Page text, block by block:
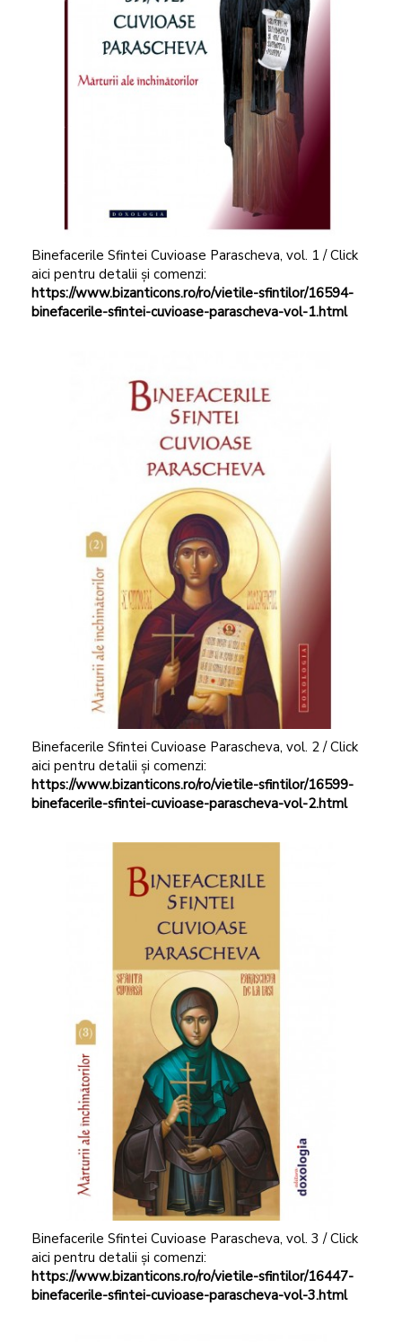
Binefacerile Sfintei Cuvioase Parascheva, vol. 1 / Click
aici pentru detalii și comenzi:
https://www.bizanticons.ro/ro/vietile-sfintilor/16594-
binefacerile-sfintei-cuvioase-parascheva-vol-1.html
Binefacerile Sfintei Cuvioase Parascheva, vol. 2 / Click
aici pentru detalii și comenzi:
https://www.bizanticons.ro/ro/vietile-sfintilor/16599-
binefacerile-sfintei-cuvioase-parascheva-vol-2.html
Binefacerile Sfintei Cuvioase Parascheva, vol. 3 / Click
aici pentru detalii și comenzi:
https://www.bizanticons.ro/ro/vietile-sfintilor/16447-
binefacerile-sfintei-cuvioase-parascheva-vol-3.html